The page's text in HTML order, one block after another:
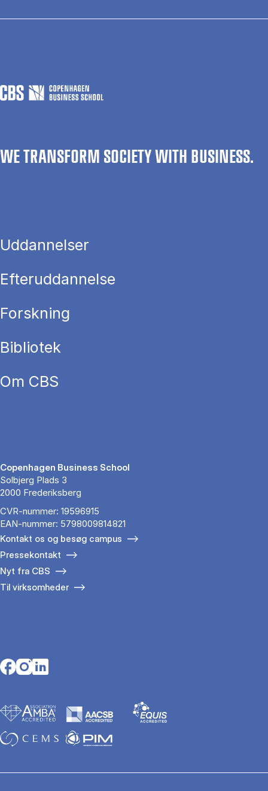
WE TRANSFORM SOCIETY WITH BUSINESS.
Uddannelser
Efteruddannelse
Forskning
Bibliotek
Om CBS
Copenhagen Business School
Solbjerg Plads 3
2000 Frederiksberg
CVR-nummer: 19596915
EAN-nummer: 5798009814821
Kontakt os og besøg campus
Pressekontakt
Nyt fra CBS
Til virksomheder
Opens in a new tab
Opens in a new tab
Opens in a new tab